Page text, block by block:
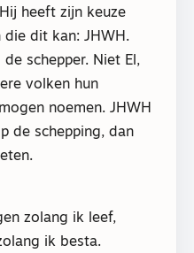
heeft zijn keuze
die dit kan: JHWH.
schepper. Niet El,
volken hun
noemen. JHWH
de schepping, dan
zolang ik leef,
ik besta.